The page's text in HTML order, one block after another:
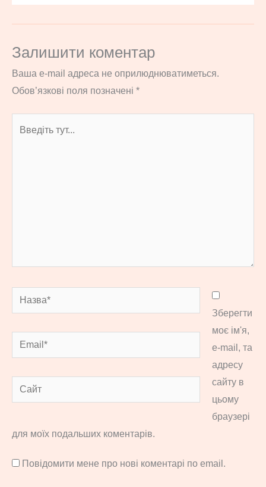
Залишити коментар
Ваша e-mail адреса не оприлюднюватиметься.
Обов’язкові поля позначені *
Назва*
Email*
Сайт
Зберегти
моє ім'я,
e-mail, та
адресу
сайту в
цьому
браузері
для моїх подальших коментарів.
Повідомити мене про нові коментарі по email.